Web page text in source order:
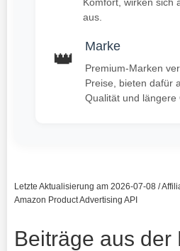
aus.
👑
Marke
Premium-Marken
Preise, bieten dafür
Qualität und längere
Letzte Aktualisierung am 2026-07-08 /
Amazon Product Advertising API
Beiträge aus der